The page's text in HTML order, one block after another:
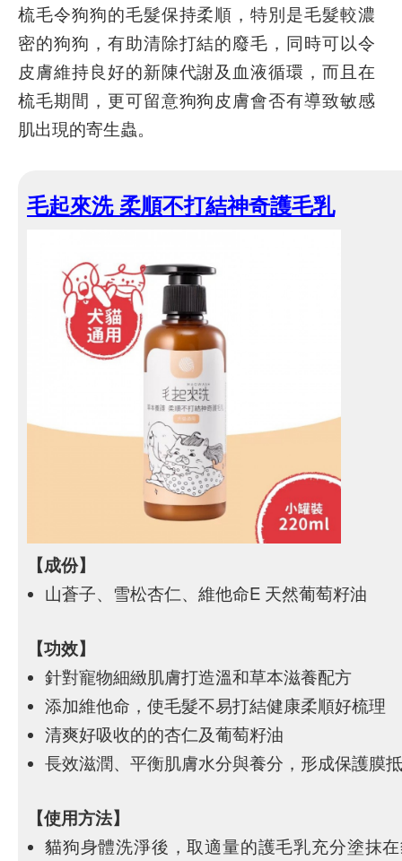
梳毛令狗狗的毛髮保持柔順，特別是毛髮較濃
密的狗狗，有助清除打結的廢毛，同時可以令
皮膚維持良好的新陳代謝及血液循環，而且在
梳毛期間，更可留意狗狗皮膚會否有導致敏感
肌出現的寄生蟲。
毛起來洗 柔順不打結神奇護毛乳
【成份】
山蒼子、雪松杏仁、維他命E 天然葡萄籽油
【功效】
針對寵物細緻肌膚打造溫和草本滋養配方
添加維他命，使毛髮不易打結健康柔順好梳理
清爽好吸收的的杏仁及葡萄籽油
長效滋潤、平衡肌膚水分與養分，形成保護膜
【使用方法】
貓狗身體洗淨後，取適量的護毛乳充分塗抹